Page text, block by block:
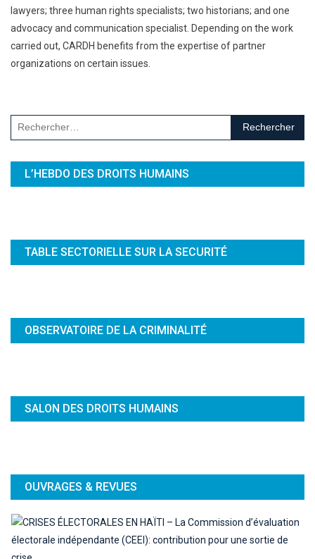
lawyers; three human rights specialists; two historians; and one
advocacy and communication specialist. Depending on the work
carried out, CARDH benefits from the expertise of partner
organizations on certain issues.
Rechercher :
L’HEBDO DES DROITS HUMAINS
TABLE SECTORIELLE SUR LA SECURITÉ
OBSERVATOIRE DE LA CRIMINALITÉ
SALON DES DROITS HUMAINS
OUVRAGES & REVUES